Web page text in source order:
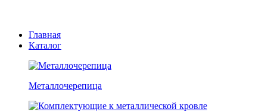
Главная
Каталог
Металлочерепица